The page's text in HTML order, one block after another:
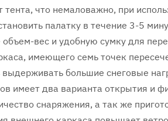
тента, что немаловажно, при
палатку в течение 3-5
вес и удобную сумку для
имеющего семь точек
большие снеговые
имеет два варианта открытия и
снаряжения, а так же